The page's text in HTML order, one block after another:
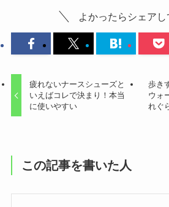
よかったらシェアし
疲れないナースシューズと
いえばコレで決まり！本当
に使いやすい
歩き
ウォ
れぐ
この記事を書いた人